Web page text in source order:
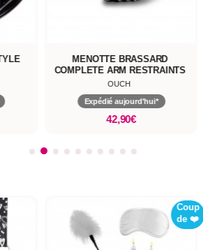
MENOTTE BRASSARD
COMPLETE ARM RESTRAINTS
OUCH
Expédié aujourd'hui*
42,90€
Coup
de ❤️